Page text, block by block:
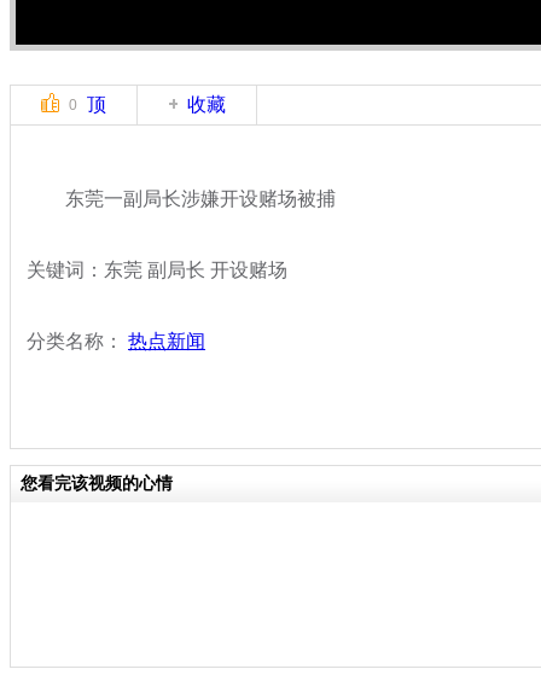
0 顶 收藏
东莞一副局长涉嫌开设赌场被捕
关键词：东莞 副局长 开设赌场
分类名称： 热点新闻
您看完该视频的心情